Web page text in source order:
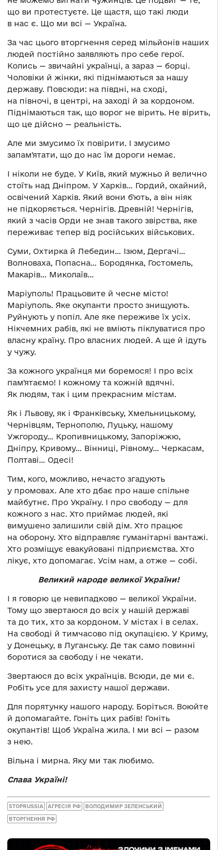
що ви протестуєте. Це щастя, що такі люди
в нас є. Що ми всі — Україна.
За час цього вторгнення серед мільйонів наших
людей постійно заявляють про себе герої.
Колись — звичайні українці, а зараз — борці.
Чоловіки й жінки, які піднімаються за нашу
державу. Повсюди: на півдні, на сході,
на півночі, в центрі, на заході й за кордоном.
Піднімаються так, що ворог не вірить. Не вірить,
що це дійсно — реальність.
Але ми змусимо їх повірити. І змусимо
запамʼятати, що до нас їм дороги немає.
І ніколи не буде. У Київ, який мужньо й велично
стоїть над Дніпром. У Харків… Гордий, охайний,
освічений Харків. Який вони бʼють, а він ніяк
не підкоряється. Чернігів. Древній! Чернігів,
який з часів Орди не знав такого звірства, яке
переживає тепер від російських військових.
Суми, Охтирка й Лебедин… Ізюм, Дергачі…
Волноваха, Попасна… Бородянка, Гостомель,
Макарів… Миколаїв…
Маріуполь! Працьовите й чесне місто!
Маріуполь. Яке окупанти просто знищують.
Руйнують у попіл. Але яке переживе їх усіх.
Нікчемних рабів, які не вміють піклуватися про
власну країну. Про власних людей. А ще й ідуть
у чужу.
За кожного українця ми боремося! І про всіх
памʼятаємо! І кожному та кожній вдячні.
Як людям, так і цим прекрасним містам.
Як і Львову, як і Франківську, Хмельницькому,
Чернівцям, Тернополю, Луцьку, нашому
Ужгороду… Кропивницькому, Запоріжжю,
Дніпру, Кривому… Вінниці, Рівному… Черкасам,
Полтаві… Одесі!
Тим, кого, можливо, нечасто згадують
у промовах. Але хто дбає про наше спільне
майбутнє. Про Україну. І про свободу — для
кожного з нас. Хто приймає людей, які
вимушено залишили свій дім. Хто працює
на оборону. Хто відправляє гуманітарні вантажі.
Хто розміщує евакуйовані підприємства. Хто
лікує, хто допомагає. Усім нам, а отже — собі.
Великий народе великої України!
І я говорю це невипадково — великої України.
Тому що звертаюся до всіх у нашій державі
та до тих, хто за кордоном. У містах і в селах.
На свободі й тимчасово під окупацією. У Криму,
у Донецьку, в Луганську. Де так само повинні
боротися за свободу і не чекати.
Звертаюся до всіх українців. Всюди, де ми є.
Робіть усе для захисту нашої держави.
Для порятунку нашого народу. Боріться. Воюйте
й допомагайте. Гоніть цих рабів! Гоніть
окупантів! Щоб Україна жила. І ми всі — разом
з нею.
Вільна і мирна. Яку ми так любимо.
Слава Україні!
STOPRUSSIA АГРЕСІЯ РФ ВОЛОДИМИР ЗЕЛЕНСЬКИЙ
ВТОРГНЕННЯ РФ